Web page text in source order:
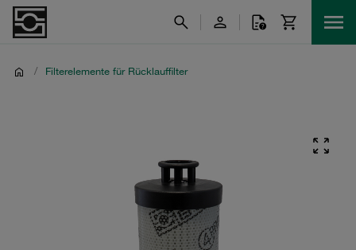
/ Filterelemente für Rücklauffilter